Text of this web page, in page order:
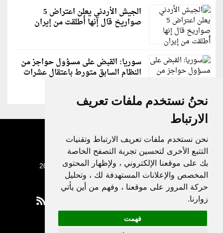
نحنُ نستخدم ملفات تعريف
الارتباط
نحن نستخدم ملفات تعريف الارتباط وتقنيات
التتبع الأخرى لتحسين تجربة التصفح الخاصة
بك على موقعنا الإلكتروني ، ولإظهار المحتوى
المخصص والإعلانات المستهدفة لك ، وتحليل
حركة المرور على موقعنا ، وفهم من أين يأتي
زوارنا.
فهمت
الجيش الأردني يعلن اعتراض 5
صواريخ قال إنها أُطلقت من إيران
سوريا: القبض على مسؤول حواجز من
النظام السابق متورط باعتقال عشرات
جميع الحقوق محفوظة لدنيا الوطن © 2003 - 2022
Privacy Policy